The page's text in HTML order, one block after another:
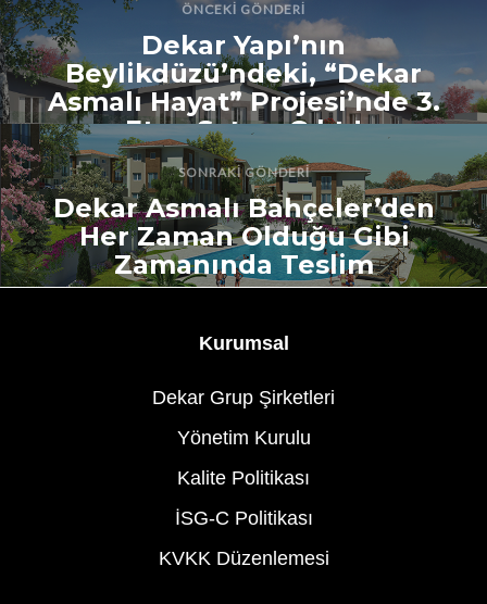
ÖNCEKI GÖNDERI
Dekar Yapı’nın
Beylikdüzü’ndeki, “Dekar
Asmalı Hayat” Projesi’nde 3.
Etap Satışa Çıktı!
SONRAKI GÖNDERI
Dekar Asmalı Bahçeler’den
Her Zaman Olduğu Gibi
Zamanında Teslim
Kurumsal
Dekar Grup Şirketleri
Yönetim Kurulu
Kalite Politikası
İSG-C Politikası
KVKK Düzenlemesi